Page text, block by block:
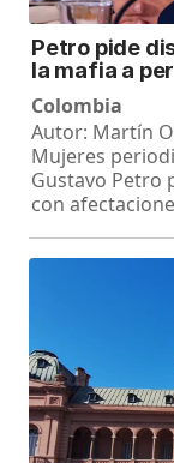
Petro pide
la mafia a
Colombia
Autor: Martín
Mujeres
Gustavo Petro
con